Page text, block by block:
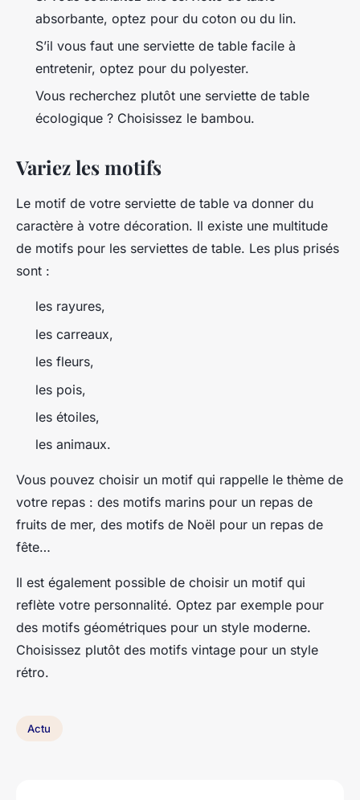
absorbante, optez pour du coton ou du lin.
S’il vous faut une serviette de table facile à
entretenir, optez pour du polyester.
Vous recherchez plutôt une serviette de table
écologique ? Choisissez le bambou.
Variez les motifs
Le motif de votre serviette de table va donner du
caractère à votre décoration. Il existe une multitude
de motifs pour les serviettes de table. Les plus prisés
sont :
les rayures,
les carreaux,
les fleurs,
les pois,
les étoiles,
les animaux.
Vous pouvez choisir un motif qui rappelle le thème de
votre repas : des motifs marins pour un repas de
fruits de mer, des motifs de Noël pour un repas de
fête…
Il est également possible de choisir un motif qui
reflète votre personnalité. Optez par exemple pour
des motifs géométriques pour un style moderne.
Choisissez plutôt des motifs vintage pour un style
rétro.
Actu